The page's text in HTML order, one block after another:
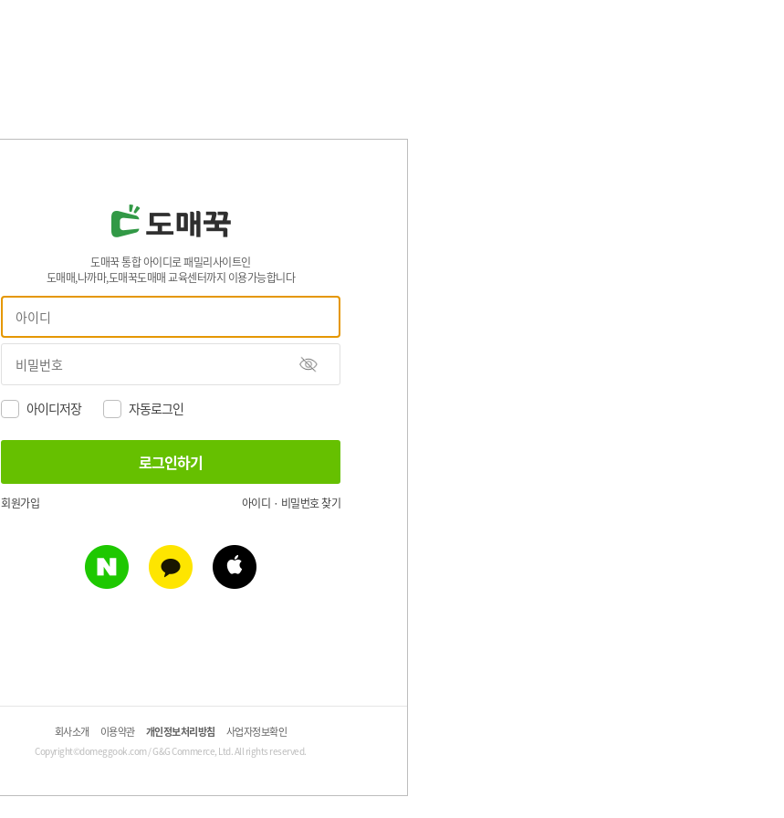
도매꾹 통합 아이디로 패밀리사이트인
도매매,나까마,도매꾹도매매 교육센터까지 이용가능합니다
아이디저장 자동로그인
회원가입 아이디 · 비밀번호 찾기
회사소개 이용약관 개인정보처리방침 사업자정보확인
Copyright©domeggook.com / G&G Commerce, Ltd. All rights reserved.